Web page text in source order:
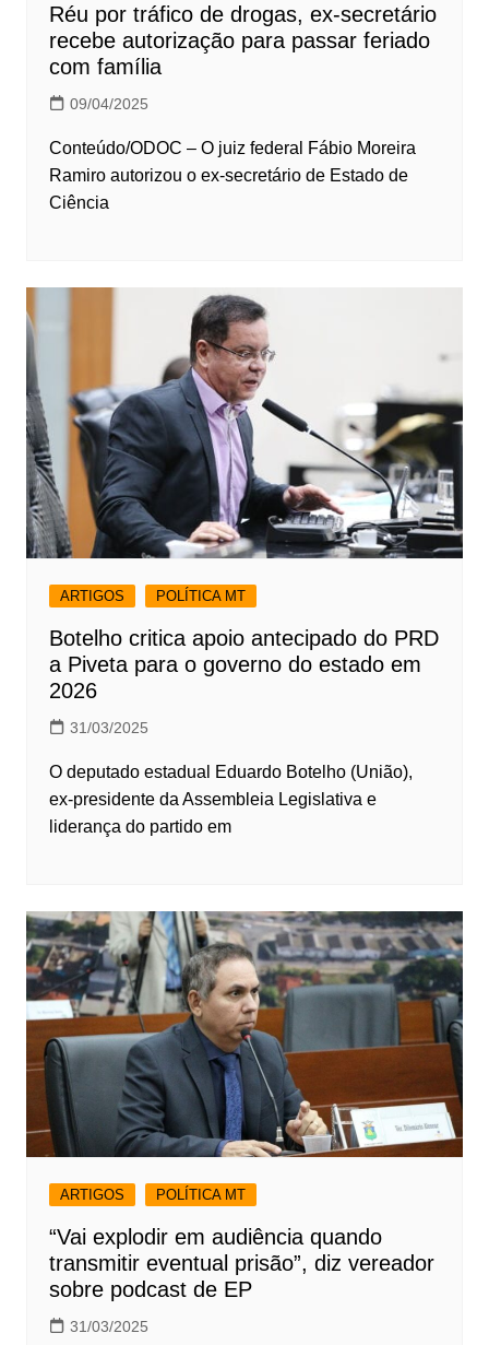
Réu por tráfico de drogas, ex-secretário
recebe autorização para passar feriado
com família
09/04/2025
Conteúdo/ODOC – O juiz federal Fábio Moreira
Ramiro autorizou o ex-secretário de Estado de
Ciência
ARTIGOS POLÍTICA MT
Botelho critica apoio antecipado do PRD
a Piveta para o governo do estado em
2026
31/03/2025
O deputado estadual Eduardo Botelho (União),
ex-presidente da Assembleia Legislativa e
liderança do partido em
ARTIGOS POLÍTICA MT
“Vai explodir em audiência quando
transmitir eventual prisão”, diz vereador
sobre podcast de EP
31/03/2025